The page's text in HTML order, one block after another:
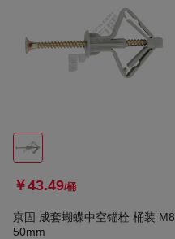
￥43.49/桶
京固 成套蝴蝶中空锚栓 桶装 M8
50mm